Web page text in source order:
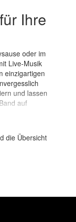
Ihre
oder im
Live-Musik
einzigartigen
und lassen
auf
Sie sich mit
Garten oder
die Übersicht